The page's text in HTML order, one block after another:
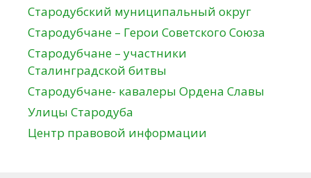
Стародубский муниципальный округ
Стародубчане – Герои Советского Союза
Стародубчане – участники
Сталинградской битвы
Стародубчане- кавалеры Ордена Славы
Улицы Стародуба
Центр правовой информации